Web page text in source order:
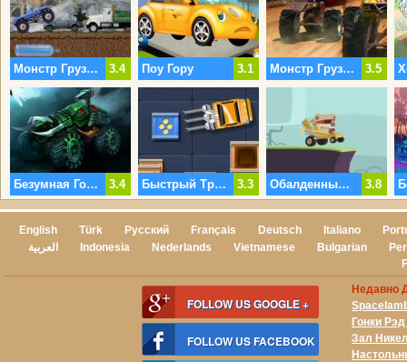
3.4
Монстр Грузовик Революция 3.1
Поу Гору 3.5
Монстр Грузовик Лихорадка
3.4
Безумная Гонка На Грузовиках 3 3.3
Быстрый Трактор 3.8
Обалденный Картинг Онлайн
English Türk Русский Français Deutsch Italiano
العربية
Indonesia Nederlands Vietnamese Bulgarian
FOLLOW US GOOGLE +
FOLLOW US FACEBOOK
Недавно
Гонки
Зал